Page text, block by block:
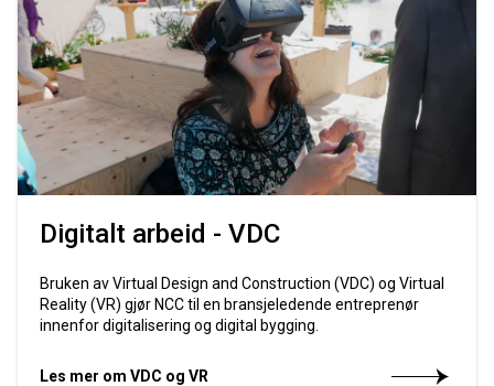
Digitalt arbeid - VDC
Bruken av Virtual Design and Construction (VDC) og Virtual
Reality (VR) gjør NCC til en bransjeledende entreprenør
innenfor digitalisering og digital bygging.
Les mer om VDC og VR